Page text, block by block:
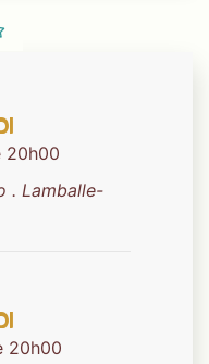
20h00
. Lamballe-
20h00